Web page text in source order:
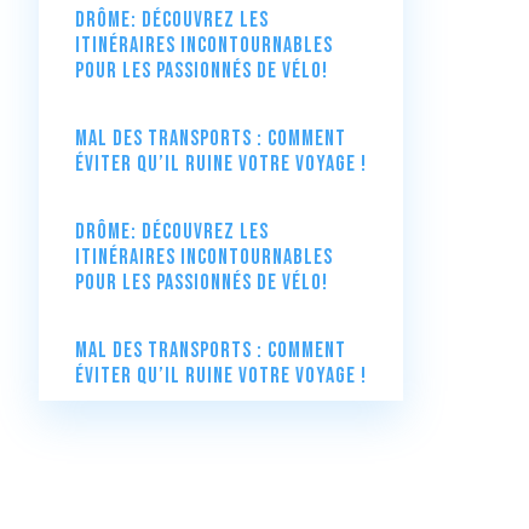
Drôme: Découvrez les
itinéraires incontournables
pour les passionnés de vélo!
Mal des transports : comment
éviter qu’il ruine votre voyage !
Drôme: Découvrez les
itinéraires incontournables
pour les passionnés de vélo!
Mal des transports : comment
éviter qu’il ruine votre voyage !